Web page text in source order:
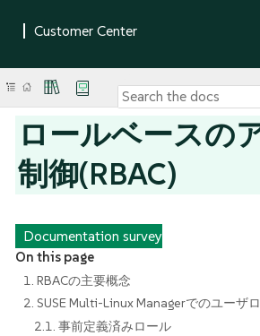
ロールベースの
制御(RBAC)
Documentation survey
On this page
1. RBACの主要概念
2. SUSE Multi-Linux Managerでのユーザ
2.1. 事前定義済みロール